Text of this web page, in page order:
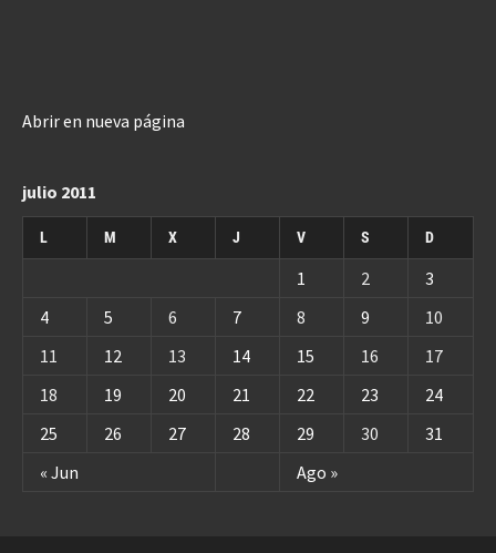
Abrir en nueva página
julio 2011
L M X J V S D
« Jun Ago »
1 2
3
4
5 6 7 8 9
10
11
12 13 14 15 16
17
18
19 20 21 22 23
24
25
26 27 28 29 30 31